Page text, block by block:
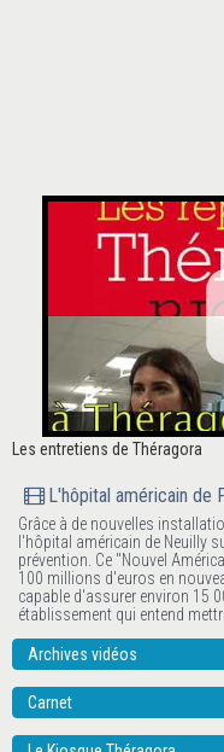
Les entretiens de Théragora
L'hôpital américain de
Grâce à de nouvelles
l'hôpital américain de Neuilly
prévention. Ce "Nouvel
100 millions d'euros en
capable d'assurer environ 15
établissement qui entend
Archives vidéos
Carnet